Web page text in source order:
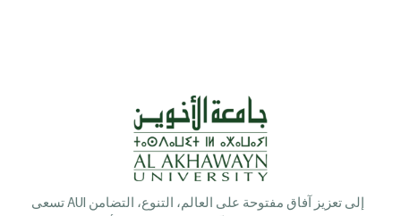
تسعى AUI إلى تعزيز آفاق مفتوحة على العالم، التنوع، التضامن